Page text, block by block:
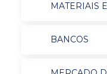
MATERIAIS
BANCOS